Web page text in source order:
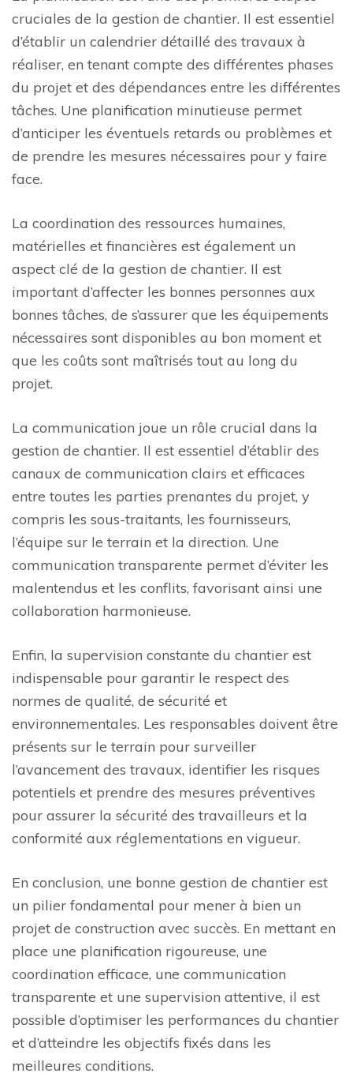
cruciales de la gestion de chantier. Il est essentiel
d’établir un calendrier détaillé des travaux à
réaliser, en tenant compte des différentes phases
du projet et des dépendances entre les différentes
tâches. Une planification minutieuse permet
d’anticiper les éventuels retards ou problèmes et
de prendre les mesures nécessaires pour y faire
face.
La coordination des ressources humaines,
matérielles et financières est également un
aspect clé de la gestion de chantier. Il est
important d’affecter les bonnes personnes aux
bonnes tâches, de s’assurer que les équipements
nécessaires sont disponibles au bon moment et
que les coûts sont maîtrisés tout au long du
projet.
La communication joue un rôle crucial dans la
gestion de chantier. Il est essentiel d’établir des
canaux de communication clairs et efficaces
entre toutes les parties prenantes du projet, y
compris les sous-traitants, les fournisseurs,
l’équipe sur le terrain et la direction. Une
communication transparente permet d’éviter les
malentendus et les conflits, favorisant ainsi une
collaboration harmonieuse.
Enfin, la supervision constante du chantier est
indispensable pour garantir le respect des
normes de qualité, de sécurité et
environnementales. Les responsables doivent être
présents sur le terrain pour surveiller
l’avancement des travaux, identifier les risques
potentiels et prendre des mesures préventives
pour assurer la sécurité des travailleurs et la
conformité aux réglementations en vigueur.
En conclusion, une bonne gestion de chantier est
un pilier fondamental pour mener à bien un
projet de construction avec succès. En mettant en
place une planification rigoureuse, une
coordination efficace, une communication
transparente et une supervision attentive, il est
possible d’optimiser les performances du chantier
et d’atteindre les objectifs fixés dans les
meilleures conditions.